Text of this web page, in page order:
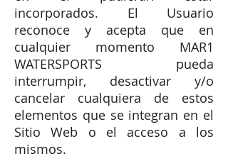
incorporados. El Usuario
reconoce y acepta que en
cualquier momento MAR1
WATERSPORTS pueda
interrumpir, desactivar y/o
cancelar cualquiera de estos
elementos que se integran en el
Sitio Web o el acceso a los
mismos.